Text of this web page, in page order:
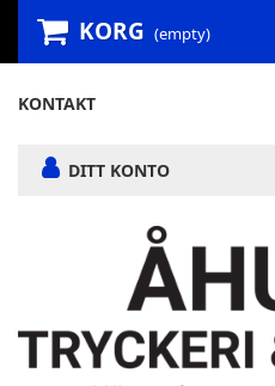
KORG (empty)
KONTAKT
DITT KONTO